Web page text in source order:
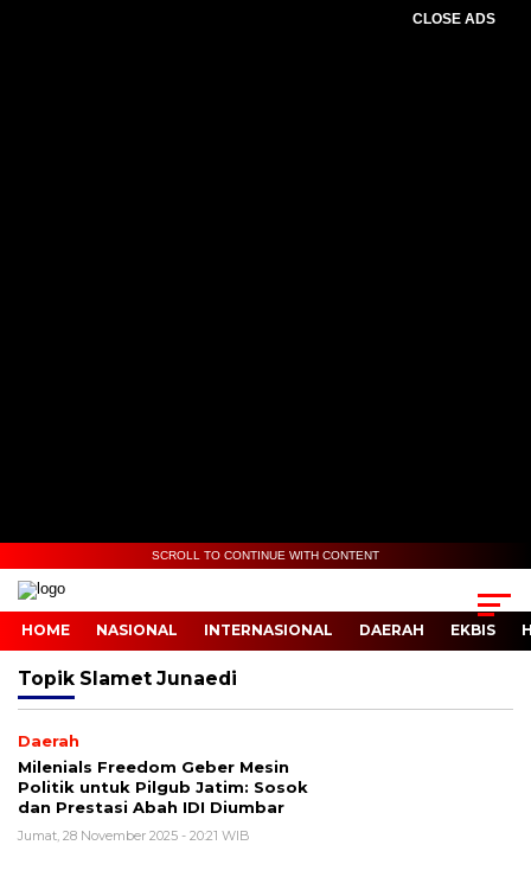
CLOSE ADS
SCROLL TO CONTINUE WITH CONTENT
HOME NASIONAL INTERNASIONAL DAERAH EKBIS
Topik Slamet Junaedi
Daerah
Milenials Freedom Geber Mesin
Politik untuk Pilgub Jatim: Sosok
dan Prestasi Abah IDI Diumbar
Jumat, 28 November 2025 - 20:21 WIB